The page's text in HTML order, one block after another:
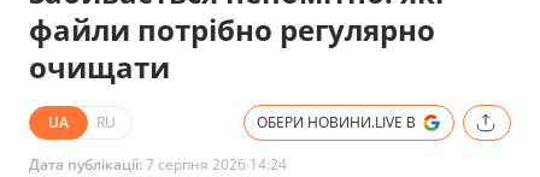
файли потрібно регулярно
очищати
UA RU ОБЕРИ НОВИНИ.LIVE В
Дата публікації:7 серпня 2026 14:24